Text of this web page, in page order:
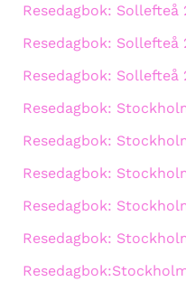
Resedagbok: Sollefteå
Resedagbok: Sollefteå
Resedagbok: Sollefteå
Resedagbok:
Resedagbok:
Resedagbok:
Resedagbok:
Resedagbok: